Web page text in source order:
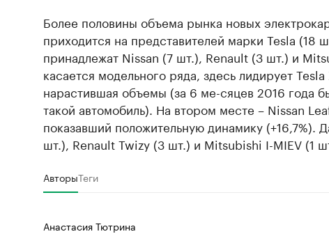
Более половины объема рынка новых
приходится на представителей марки Tesla (18
принадлежат Nissan (7 шт.), Renault (3 шт.) и
касается модельного ряда, здесь лидирует Tesla
нарастившая объемы (за 6 ме-сяцев 2016 года
такой автомобиль). На втором месте – Nissan
показавший положительную динамику (+16,7%).
шт.), Renault Twizy (3 шт.) и Mitsubishi I-MIEV (1
АвторыТеги
Анастасия Тютрина